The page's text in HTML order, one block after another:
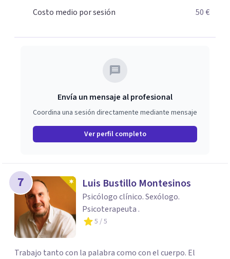
Costo medio por sesión
50 €
Envía un mensaje al profesional
Coordina una sesión directamente mediante mensaje
Ver perfil completo
7 Luis Bustillo Montesinos
Psicólogo clínico. Sexólogo.
Psicoterapeuta .
5 / 5
Trabajo tanto con la palabra como con el cuerpo. El